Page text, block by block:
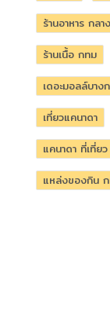
ร้านอาหาร กล
ร้านเนื้อ กทม
เดอะมอลล์บาง
เที่ยวแคนาดา
แคนาดา ที่เที่ยว
แหล่งของกิน